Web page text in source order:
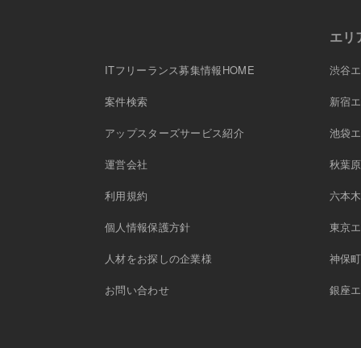
ITフリーランス募集情報HOME
案件検索
アップスターズサービス紹介
運営会社
利用規約
個人情報保護方針
人材をお探しの企業様
お問い合わせ
エリ
渋谷
新宿
池袋
秋葉
六本
東京
神保
銀座